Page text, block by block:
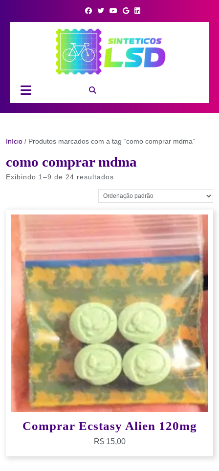
Button
Início / Produtos marcados com a tag “como comprar mdma”
como comprar mdma
Exibindo 1–9 de 24 resultados
Comprar Ecstasy Alien 120mg
R$15,00